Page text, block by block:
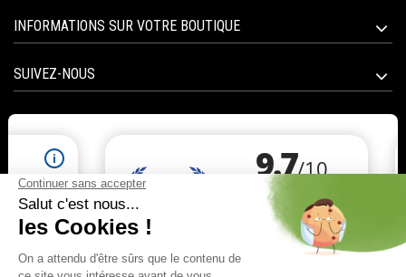
INFORMATIONS SUR VOTRE BOUTIQUE
SUIVEZ-NOUS